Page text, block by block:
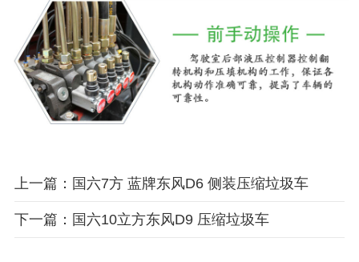
上一篇：国六7方 蓝牌东风D6 侧装压缩垃圾车
下一篇：国六10立方东风D9 压缩垃圾车